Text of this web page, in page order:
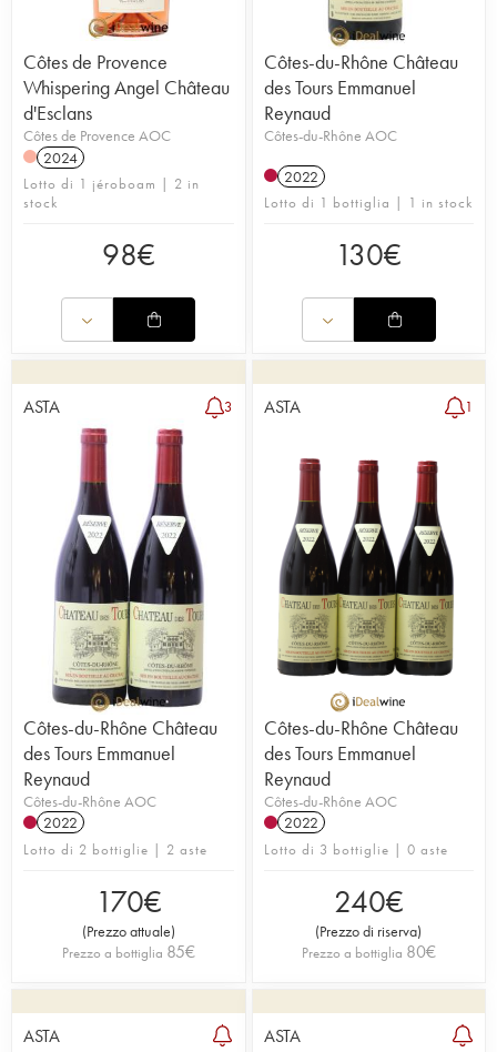
Côtes de Provence
Whispering Angel Château
d'Esclans
Côtes de Provence AOC
2024
Lotto di 1 jéroboam | 2 in
stock
98€
Côtes-du-Rhône Château
des Tours Emmanuel
Reynaud
Côtes-du-Rhône AOC
2022
Lotto di 1 bottiglia | 1 in stock
130€
ASTA 3
Côtes-du-Rhône Château
des Tours Emmanuel
Reynaud
Côtes-du-Rhône AOC
2022
Lotto di 2 bottiglie | 2 aste
170€
(Prezzo attuale)
Prezzo a bottiglia 85€
ASTA 1
Côtes-du-Rhône Château
des Tours Emmanuel
Reynaud
Côtes-du-Rhône AOC
2022
Lotto di 3 bottiglie | 0 aste
240€
(Prezzo di riserva)
Prezzo a bottiglia 80€
ASTA ASTA